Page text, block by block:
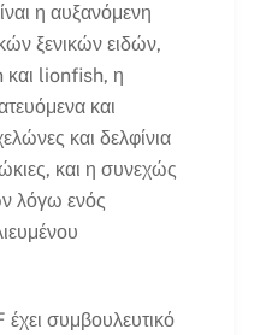
η αυξανόμενη
ξενικών ειδών,
και lionfish, η
και
και δελφίνια
και η συνεχώς
λόγω ενός
συμβουλευτικό